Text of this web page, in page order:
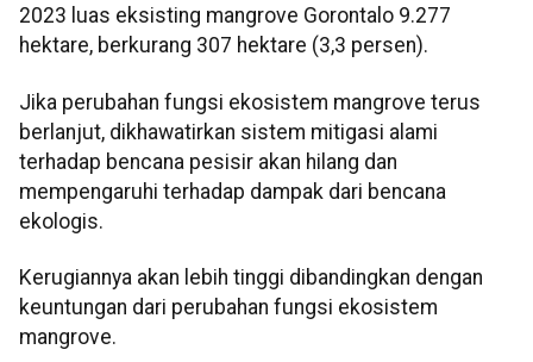
2023 luas eksisting mangrove Gorontalo 9.277
hektare, berkurang 307 hektare (3,3 persen).
Jika perubahan fungsi ekosistem mangrove terus
berlanjut, dikhawatirkan sistem mitigasi alami
terhadap bencana pesisir akan hilang dan
mempengaruhi terhadap dampak dari bencana
ekologis.
Kerugiannya akan lebih tinggi dibandingkan dengan
keuntungan dari perubahan fungsi ekosistem
mangrove.